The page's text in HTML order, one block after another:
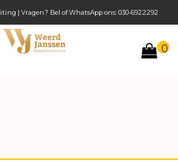
0
| Vragen? Bel of WhatsApp ons: 030-6922292